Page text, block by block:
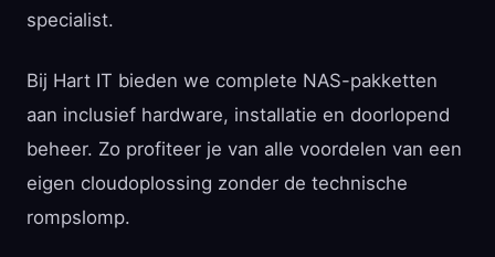
specialist.
Bij Hart IT bieden we complete NAS-pakketten
aan inclusief hardware, installatie en doorlopend
beheer. Zo profiteer je van alle voordelen van een
eigen cloudoplossing zonder de technische
rompslomp.